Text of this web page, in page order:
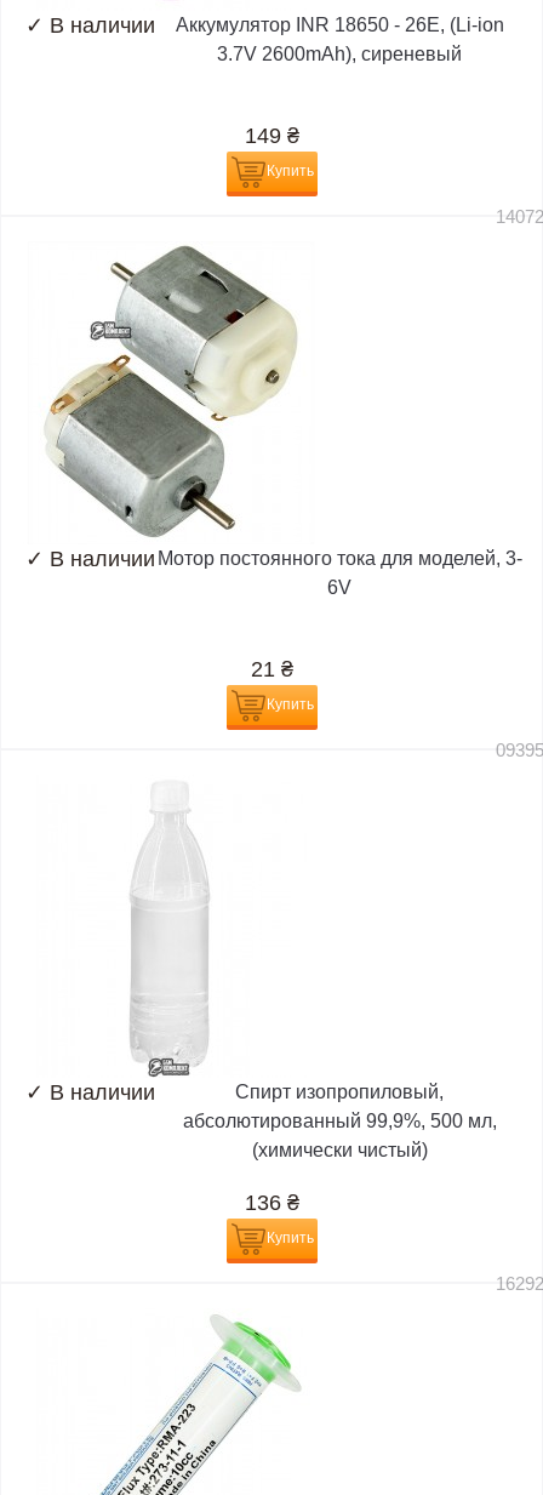
✓ В наличии
Аккумулятор INR 18650 - 26E, (Li-ion
3.7V 2600mAh), сиреневый
149 ₴
Купить
✓ В наличии Мотор постоянного тока для моделей, 3-
6V
21 ₴
Купить
✓ В наличии
Спирт изопропиловый,
абсолютированный 99,9%, 500 мл,
(химически чистый)
136 ₴
Купить